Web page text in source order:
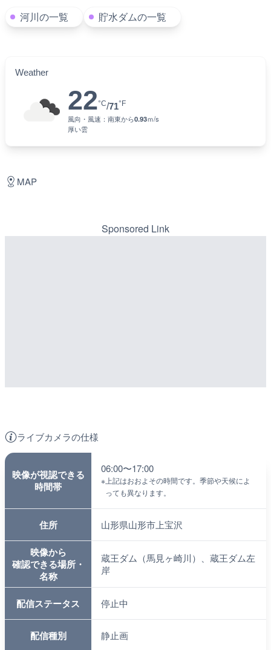
河川の一覧 貯水ダムの一覧
Weather
22°C/71°F
風向・風速： 南東から0.93ｍ/s
厚い雲
ライブカメラの仕様
映像が視認できる
時間帯
06:00〜17:00
※ 上記はおおよその時間です。季節や天候によ
っても異なります。
住所 山形県山形市上宝沢
映像から
確認できる場所・
名称
蔵王ダム（馬見ヶ崎川）、蔵王ダム左
岸
配信ステータス 停止中
配信種別 静止画
MAP
Sponsored Link